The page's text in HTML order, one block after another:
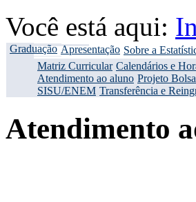
Você está aqui:
Graduação Apresentação Sobre a
Matriz Curricular Calendários e
Atendimento ao aluno Projeto
SISU/ENEM Transferência e
Atendimento